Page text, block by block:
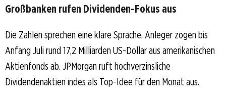
Großbanken rufen Dividenden-Fokus aus
Die Zahlen sprechen eine klare Sprache. Anleger zogen bis
Anfang Juli rund 17,2 Milliarden US-Dollar aus amerikanischen
Aktienfonds ab. JPMorgan ruft hochverzinsliche
Dividendenaktien indes als Top-Idee für den Monat aus.